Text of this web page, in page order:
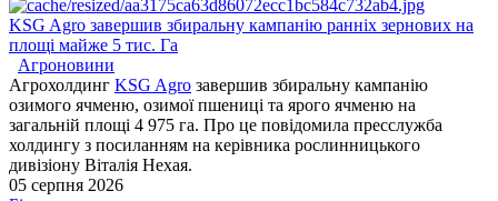
KSG Agro завершив збиральну кампанію ранніх зернових на
площі майже 5 тис. Га
Агроновини
Агрохолдинг KSG Agro завершив збиральну кампанію
озимого ячменю, озимої пшениці та ярого ячменю на
загальній площі 4 975 га. Про це повідомила пресслужба
холдингу з посиланням на керівника рослинницького
дивізіону Віталія Нехая.
05 серпня 2026